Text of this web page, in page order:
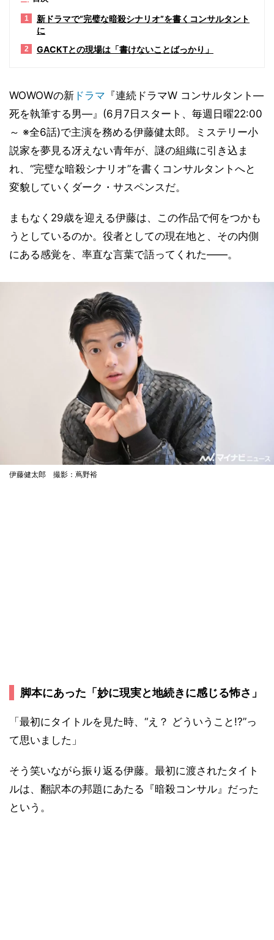
1
新ドラマで“完璧な暗殺シナリオ”を書くコンサルタント
に
2 GACKTとの現場は「書けないことばっかり」
WOWOWの新 ドラマ 『連続ドラマW コンサルタント―
死を執筆する男―』(6月7日スタート、毎週日曜22:00
～ ※全6話)で主演を務める伊藤健太郎。ミステリー小
説家を夢見る冴えない青年が、謎の組織に引き込ま
れ、“完璧な暗殺シナリオ”を書くコンサルタントへと
変貌していくダーク・サスペンスだ。
まもなく29歳を迎える伊藤は、この作品で何をつかも
うとしているのか。役者としての現在地と、その内側
にある感覚を、率直な言葉で語ってくれた――。
伊藤健太郎 撮影：蔦野裕
脚本にあった「妙に現実と地続きに感じる怖さ」
「最初にタイトルを見た時、“え？ どういうこと!?”っ
て思いました」
そう笑いながら振り返る伊藤。最初に渡されたタイト
ルは、翻訳本の邦題にあたる『暗殺コンサル』だった
という。